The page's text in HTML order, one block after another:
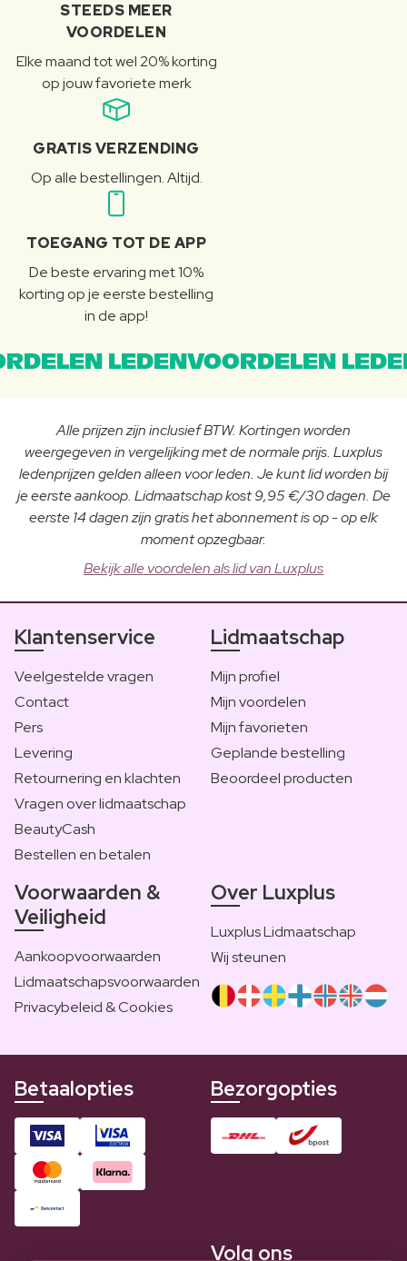
STEEDS MEER
VOORDELEN
Elke maand tot wel 20% korting
op jouw favoriete merk
GRATIS VERZENDING
Op alle bestellingen. Altijd.
TOEGANG TOT DE APP
De beste ervaring met 10%
korting op je eerste bestelling
in de app!
LEDENVOORDELEN
Alle prijzen zijn inclusief BTW. Kortingen worden
weergegeven in vergelijking met de normale prijs. Luxplus
ledenprijzen gelden alleen voor leden. Je kunt lid worden bij
je eerste aankoop. Lidmaatschap kost 9,95 €/30 dagen. De
eerste 14 dagen zijn gratis het abonnement is op - op elk
moment opzegbaar.
Bekijk alle voordelen als lid van Luxplus
Klantenservice
Veelgestelde vragen
Contact
Pers
Levering
Retournering en klachten
Vragen over lidmaatschap
BeautyCash
Bestellen en betalen
Lidmaatschap
Mijn profiel
Mijn voordelen
Mijn favorieten
Geplande bestelling
Beoordeel producten
Voorwaarden &
Veiligheid
Aankoopvoorwaarden
Lidmaatschapsvoorwaarden
Privacybeleid & Cookies
Over Luxplus
Luxplus Lidmaatschap
Wij steunen
Betaalopties Bezorgopties
Volg ons